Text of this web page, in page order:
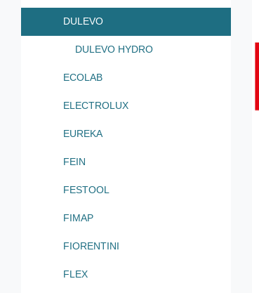
DULEVO
DULEVO HYDRO
ECOLAB
ELECTROLUX
EUREKA
FEIN
FESTOOL
FIMAP
FIORENTINI
FLEX